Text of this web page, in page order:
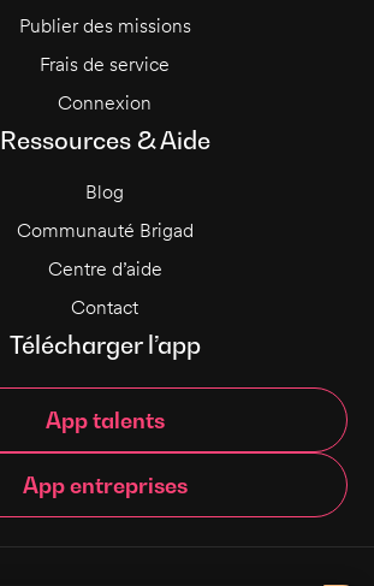
Publier des missions
Frais de service
Connexion
Ressources & Aide
Blog
Communauté Brigad
Centre d’aide
Contact
Télécharger l’app
App talents
App entreprises